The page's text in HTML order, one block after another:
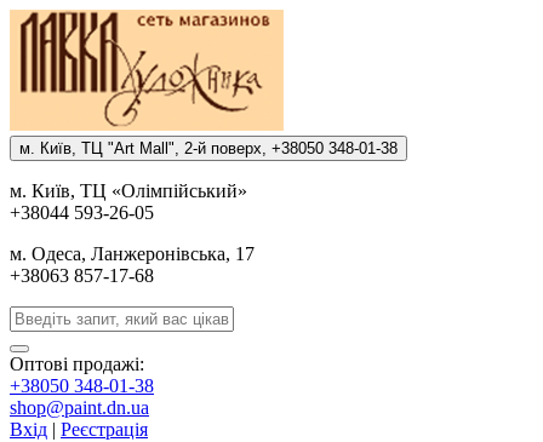
м. Киïв, ТЦ "Art Mall", 2-й поверх, +38050 348-01-38
м. Киïв, ТЦ «Олiмпiйський»
+38044 593-26-05
м. Одеса, Ланжеронiвська, 17
+38063 857-17-68
Оптові продажі:
+38050 348-01-38
shop@paint.dn.ua
Вхід | Реєстрація